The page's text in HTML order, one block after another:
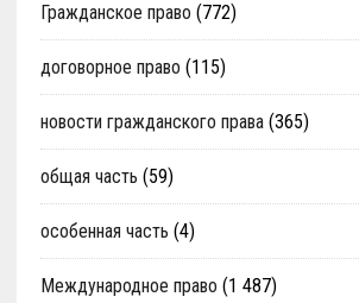
Гражданское право (772)
договорное право (115)
новости гражданского права(365)
общая часть (59)
особенная часть (4)
Международное право (1 487)